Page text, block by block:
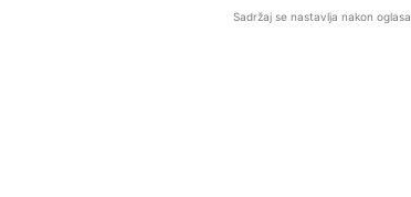
Sadržaj se nastavlja nakon oglasa